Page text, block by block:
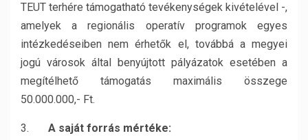
TEUT terhére támogatható tevékenységek kivételével -,
amelyek a regionális operatív programok egyes
intézkedéseiben nem érhetők el, továbbá a megyei
jogú városok által benyújtott pályázatok esetében a
megítélhető támogatás maximális összege
50.000.000,- Ft.
3. A saját forrás mértéke: